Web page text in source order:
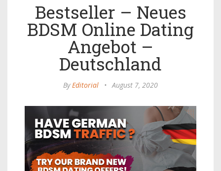
Bestseller – Neues
BDSM Online Dating
Angebot –
Deutschland
ByEditorial • August 7, 2020